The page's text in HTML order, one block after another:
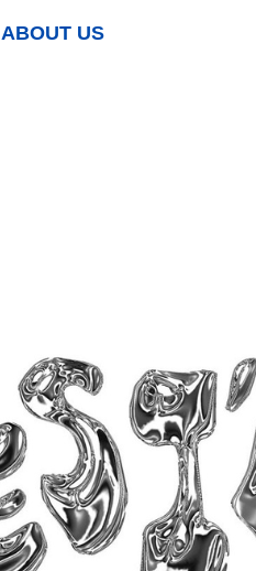
ABOUT US